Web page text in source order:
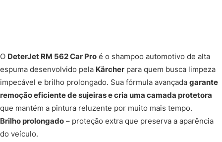
O DeterJet RM 562 Car Pro é o shampoo automotivo de alta
espuma desenvolvido pela Kärcher para quem busca limpeza
impecável e brilho prolongado. Sua fórmula avançada garante
remoção eficiente de sujeiras e cria uma camada protetora
que mantém a pintura reluzente por muito mais tempo.
Brilho prolongado – proteção extra que preserva a aparência
do veículo.